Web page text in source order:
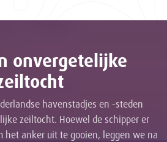
onvergetelijke
havenstadjes en -steden
zeiltocht. Hoewel de schipper er
het anker uit te gooien, leggen we na